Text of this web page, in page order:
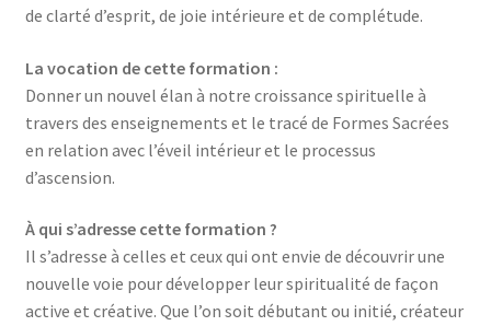
de clarté d’esprit, de joie intérieure et de complétude.
La vocation de cette formation :
Donner un nouvel élan à notre croissance spirituelle à
travers des enseignements et le tracé de Formes Sacrées
en relation avec l’éveil intérieur et le processus
d’ascension.
À qui s’adresse cette formation ?
Il s’adresse à celles et ceux qui ont envie de découvrir une
nouvelle voie pour développer leur spiritualité de façon
active et créative. Que l’on soit débutant ou initié, créateur